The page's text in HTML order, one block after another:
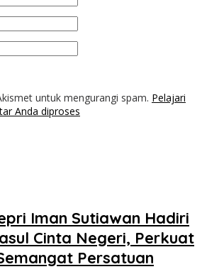
untuk mengurangi spam. Pelajari
Anda diproses
Iman Sutiawan Hadiri
Cinta Negeri, Perkuat
Persatuan